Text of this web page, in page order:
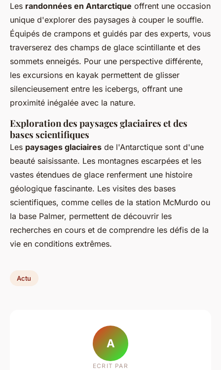
Les randonnées en Antarctique offrent une occasion
unique d'explorer des paysages à couper le souffle.
Équipés de crampons et guidés par des experts, vous
traverserez des champs de glace scintillante et des
sommets enneigés. Pour une perspective différente,
les excursions en kayak permettent de glisser
silencieusement entre les icebergs, offrant une
proximité inégalée avec la nature.
Exploration des paysages glaciaires et des
bases scientifiques
Les paysages glaciaires de l'Antarctique sont d'une
beauté saisissante. Les montagnes escarpées et les
vastes étendues de glace renferment une histoire
géologique fascinante. Les visites des bases
scientifiques, comme celles de la station McMurdo ou
la base Palmer, permettent de découvrir les
recherches en cours et de comprendre les défis de la
vie en conditions extrêmes.
Actu
A
ECRIT PAR